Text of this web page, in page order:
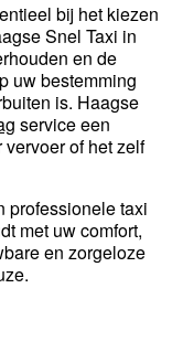
bij het kiezen
Snel Taxi in
en de
uw bestemming
is. Haagse
service een
of het zelf
professionele taxi
met uw comfort,
en zorgeloze